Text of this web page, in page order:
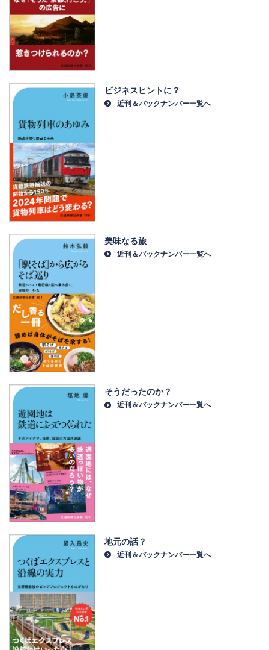
ビジネスヒントに？
近刊＆バックナンバー一覧へ
美味なる旅
近刊＆バックナンバー一覧へ
そうだったのか？
近刊＆バックナンバー一覧へ
地元の話？
近刊＆バックナンバー一覧へ